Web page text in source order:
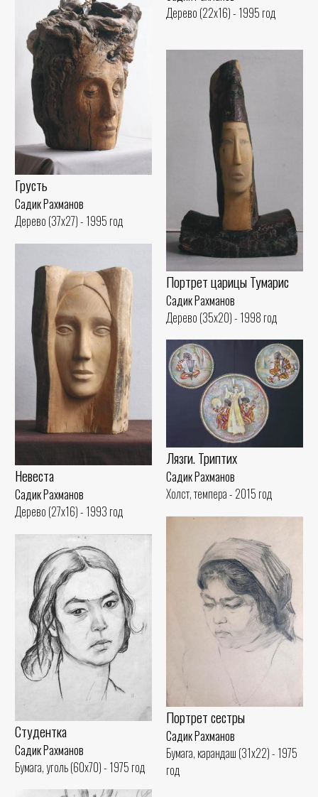
Дерево (22x16) - 1995 год
Грусть
Садик Рахманов
Дерево (37x27) - 1995 год
Портрет царицы Тумарис
Садик Рахманов
Дерево (35x20) - 1998 год
Невеста
Садик Рахманов
Дерево (27x16) - 1993 год
Лязги. Триптих
Садик Рахманов
Холст, темпера - 2015 год
Портрет сестры
Садик Рахманов
Бумага, карандаш (31x22) - 1975
год
Студентка
Садик Рахманов
Бумага, уголь (60x70) - 1975 год